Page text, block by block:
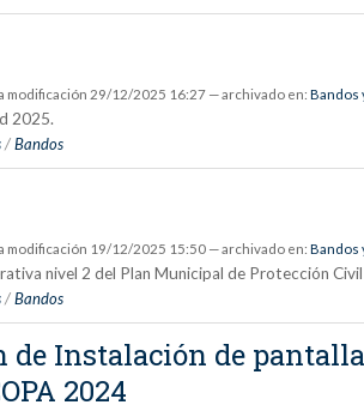
modificación 29/12/2025 16:27 — archivado en:Bandos
2025.
/Bandos
modificación 19/12/2025 15:50 — archivado en:Bandos
nivel 2 del Plan Municipal de Protección
/Bandos
Instalación de
2024